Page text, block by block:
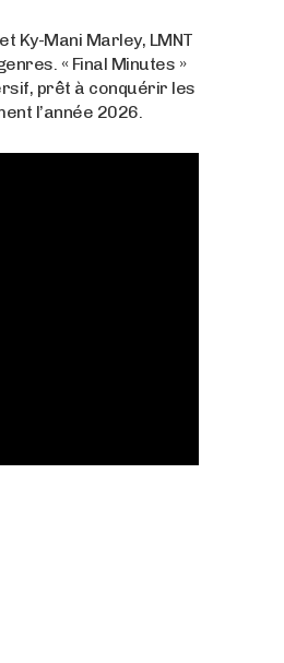
Ky-Mani Marley, LMNT
« Final Minutes »
prêt à conquérir les
l’année 2026.